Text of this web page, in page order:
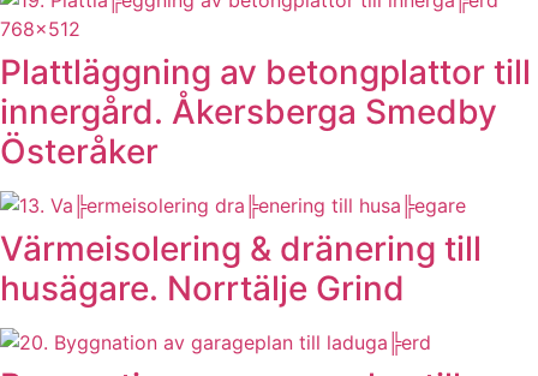
Plattläggning av betongplattor till
innergård. Åkersberga Smedby
Österåker
Värmeisolering & dränering till
husägare. Norrtälje Grind